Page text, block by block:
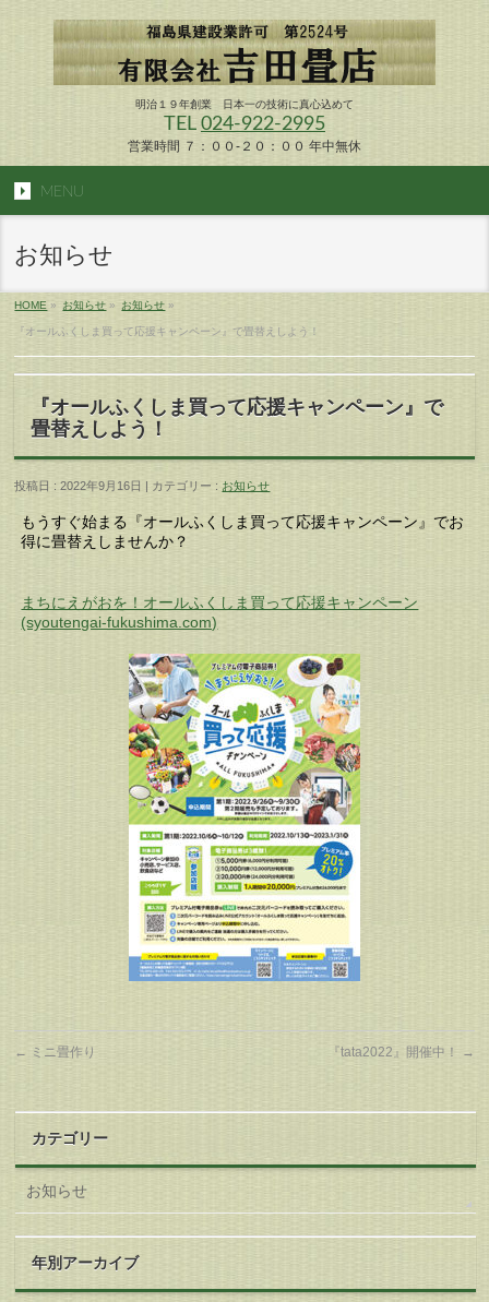
明治１９年創業 日本一の技術に真心込めて
TEL 024-922-2995
営業時間 ７：００-２０：００ 年中無休
MENU
お知らせ
HOME » お知らせ » お知らせ »
『オールふくしま買って応援キャンペーン』で畳替えしよう！
『オールふくしま買って応援キャンペーン』で
畳替えしよう！
投稿日 : 2022年9月16日 | カテゴリー : お知らせ
もうすぐ始まる『オールふくしま買って応援キャンペーン』でお
得に畳替えしませんか？
まちにえがおを！オールふくしま買って応援キャンペーン
(syoutengai-fukushima.com)
← ミニ畳作り 『tata2022』開催中！ →
カテゴリー
お知らせ
年別アーカイブ